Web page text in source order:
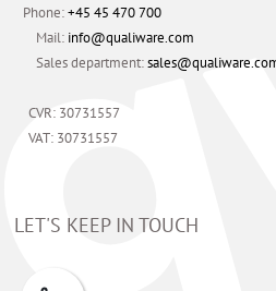
Phone:+45 45 470 700
Mail: info@qualiware.com
Sales department:
CVR: 30731557
VAT: 30731557
LET'S KEEP IN TOUCH